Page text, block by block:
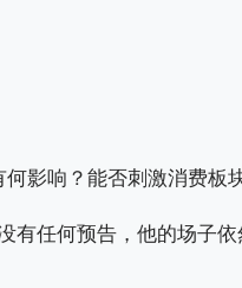
有任何预告，他的场子